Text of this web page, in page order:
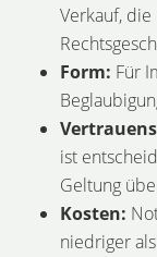
Verkauf,
Form: Für
ist
Geltung
Kosten:
niedriger